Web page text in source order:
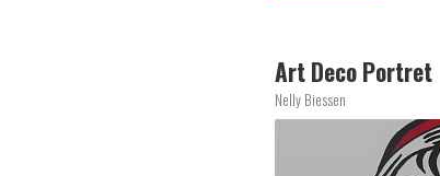
Nelly Biessen
Art Deco Portret